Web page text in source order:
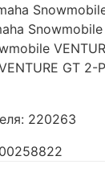
Snowmobile
GT 2-
220263